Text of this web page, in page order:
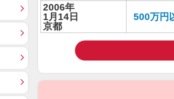
2006年
1月14日
京都
500万円